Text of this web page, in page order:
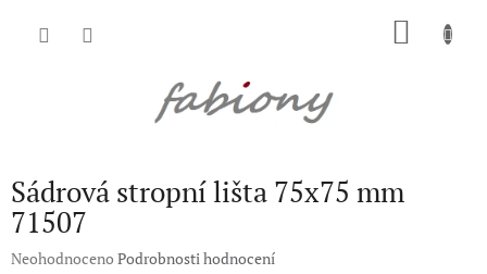
Sádrová stropní lišta 75x75 mm
71507
Průměrné
Neohodnoceno Podrobnosti hodnocení